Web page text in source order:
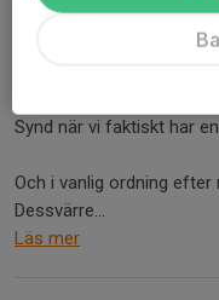
Synd när vi faktiskt har
Och i vanlig ordning
Dessvärre...
Läs mer